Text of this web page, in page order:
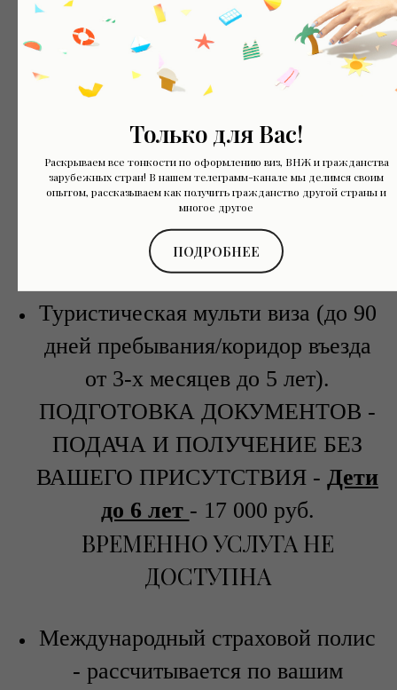
Только для Вас!
Раскрываем все тонкости по оформлению виз, ВНЖ и гражданства
зарубежных стран! В нашем телеграмм-канале мы делимся своим
опытом, рассказываем как получить гражданство другой страны и
многое другое
ПОДРОБНЕЕ
Туристическая мульти виза (до 90
дней пребывания/коридор въезда
от 3-х месяцев до 5 лет).
ПОДГОТОВКА ДОКУМЕНТОВ -
ПОДАЧА И ПОЛУЧЕНИЕ БЕЗ
ВАШЕГО ПРИСУТСТВИЯ-20
000 руб. ВРЕМЕННО УСЛУГА
НЕ ДОСТУПНА
Туристическая мульти виза (до 90
дней пребывания/коридор въезда
от 3-х месяцев до 5 лет).
ПОДГОТОВКА ДОКУМЕНТОВ -
ПОДАЧА И ПОЛУЧЕНИЕ БЕЗ
ВАШЕГО ПРИСУТСТВИЯ - Дети
до 6 лет - 17 000 руб.
ВРЕМЕННО УСЛУГА НЕ
ДОСТУПНА
Международный страховой полис
- рассчитывается по вашим